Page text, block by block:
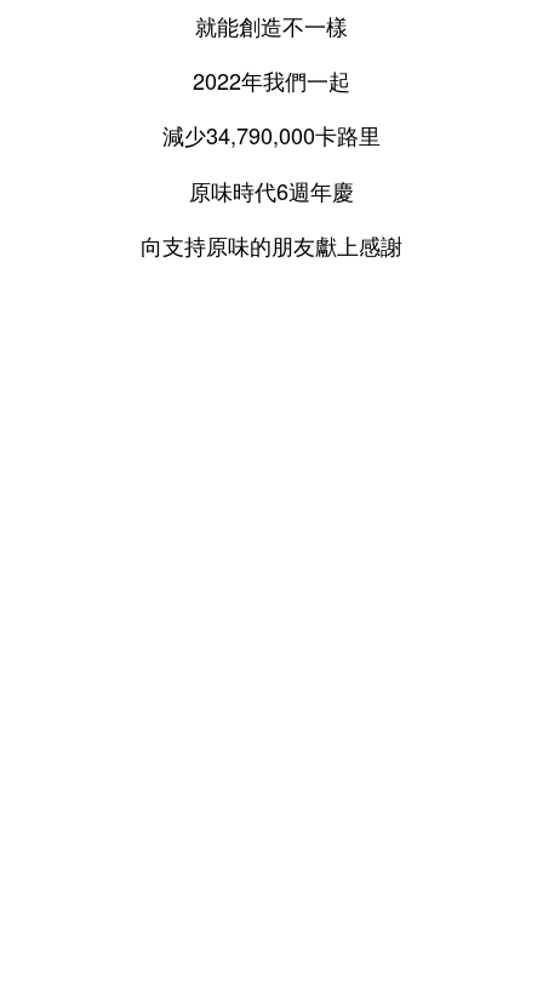
就能創造不一樣
2022年我們一起
減少34,790,000卡路里
原味時代6週年慶
向支持原味的朋友獻上感謝